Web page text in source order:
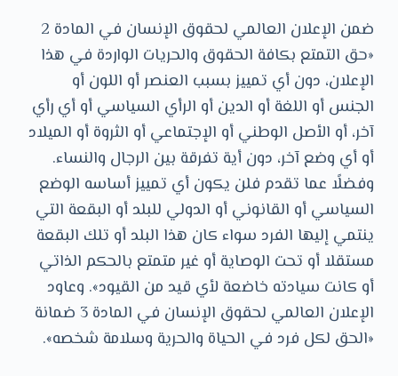
ضمن الإعلان العالمي لحقوق الإنسان في المادة 2
«حق التمتع بكافة الحقوق والحريات الواردة في هذا
الإعلان، دون أي تمييز بسبب العنصر أو اللون أو
الجنس أو اللغة أو الدين أو الرأي السياسي أو أي رأي
آخر، أو الأصل الوطني أو الإجتماعي أو الثروة أو الميلاد
أو أي وضع آخر، دون أية تفرقة بين الرجال والنساء.
وفضلًا عما تقدم فلن يكون أي تمييز أساسه الوضع
السياسي أو القانوني أو الدولي للبلد أو البقعة التي
ينتمي إليها الفرد سواء كان هذا البلد أو تلك البقعة
مستقلا أو تحت الوصاية أو غير متمتع بالحكم الذاتي
أو كانت سيادته خاضعة لأي قيد من القيود». وعاود
الإعلان العالمي لحقوق الإنسان في المادة 3 ضمانة
«الحق لكل فرد في الحياة والحرية وسلامة شخصه».